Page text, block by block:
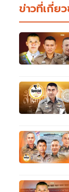
ข่าวที่เกี่ย